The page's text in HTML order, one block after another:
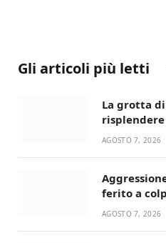
Gli articoli più letti
La grotta
devozione
AGOSTO 7, 2026
ferito a
AGOSTO 7, 2026